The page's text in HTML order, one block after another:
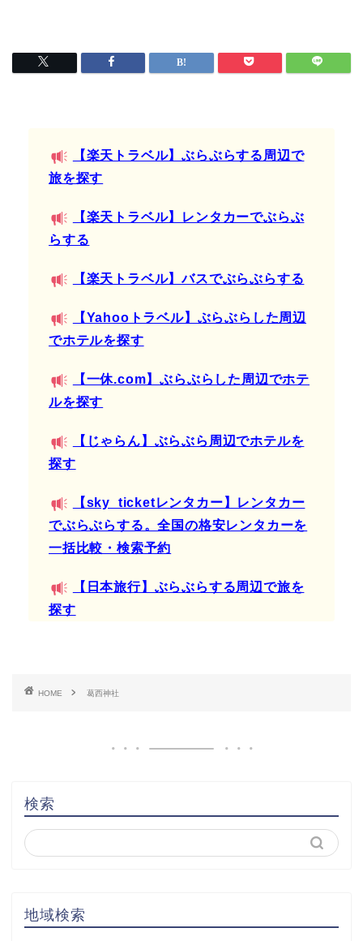
【楽天トラベル】ぶらぶらする周辺で
旅を探す
【楽天トラベル】レンタカーでぶらぶ
らする
【楽天トラベル】バスでぶらぶらする
【Yahooトラベル】ぶらぶらした周辺
でホテルを探す
【一休.com】ぶらぶらした周辺でホテ
ルを探す
【じゃらん】ぶらぶら周辺でホテルを
探す
【sky_ticketレンタカー】レンタカー
でぶらぶらする。全国の格安レンタカーを
一括比較・検索予約
【日本旅行】ぶらぶらする周辺で旅を
探す
HOME 葛西神社
検索
地域検索